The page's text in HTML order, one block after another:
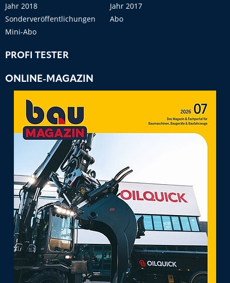
Jahr 2018
Jahr 2017
Sonderveröffentlichungen
Abo
Mini-Abo
PROFI TESTER
ONLINE-MAGAZIN